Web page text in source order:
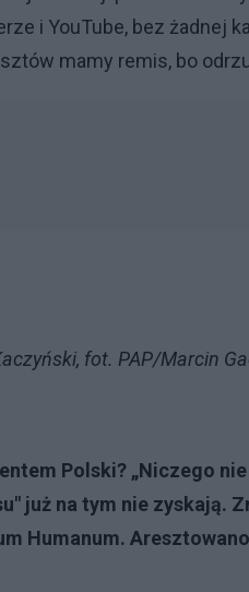
i YouTube, bez żadnej
mamy remis, bo
fot. PAP/Marcin
Polski? „Niczego
już na tym nie zyskają.
Humanum.